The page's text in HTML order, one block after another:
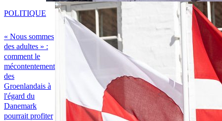
« Nous sommes
des adultes » :
comment le
mécontentement
des
Groenlandais à
l'égard du
Danemark
pourrait profiter
POLITIQUE